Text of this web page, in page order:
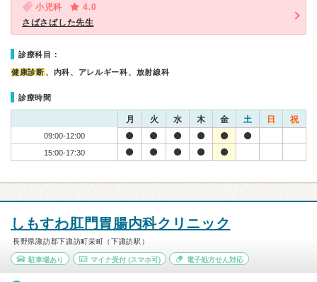
小児科
4.0
さばさばした先生
診療科目：
健康診断 、内科、アレルギー科、放射線科
診療時間
月 火 水 木 金 土 日 祝
09:00-12:00
15:00-17:30
しもすわ肛門胃腸内科クリニック
長野県諏訪郡下諏訪町栄町（下諏訪駅）
駐車場あり マイナ受付(スマホ可) 電子処方せん対応